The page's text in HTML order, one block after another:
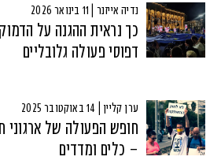
נדיה אייזנר | 11 בינואר 2026
דפוסי פעולה גלובליים
ערן קליין | 14 באוקטובר 2025
חופש הפעולה של ארגוני
– כלים ומדדים